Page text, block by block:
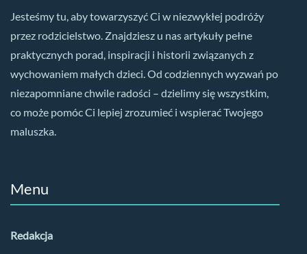
Jesteśmy tu, aby towarzyszyć Ci w niezwykłej podróży
przez rodzicielstwo. Znajdziesz u nas artykuły pełne
praktycznych porad, inspiracji i historii związanych z
wychowaniem małych dzieci. Od codziennych wyzwań po
niezapomniane chwile radości – dzielimy się wszystkim,
co może pomóc Ci lepiej zrozumieć i wspierać Twojego
maluszka.
Menu
Redakcja